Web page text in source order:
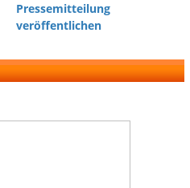
Pressemitteilung
veröffentlichen